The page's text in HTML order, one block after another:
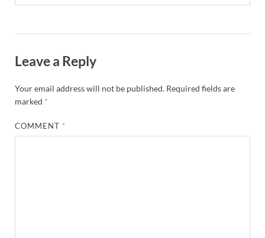
Leave a Reply
Your email address will not be published. Required fields are
marked *
COMMENT *